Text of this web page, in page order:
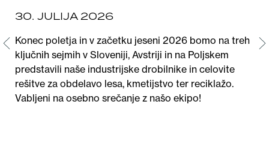
30. JULIJA 2026
Konec poletja in v začetku jeseni 2026 bomo na treh
ključnih sejmih v Sloveniji, Avstriji in na Poljskem
predstavili naše industrijske drobilnike in celovite
rešitve za obdelavo lesa, kmetijstvo ter reciklažo.
Vabljeni na osebno srečanje z našo ekipo!